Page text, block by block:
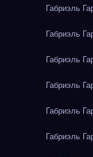
Габриэль
Габриэль
Габриэль
Габриэль
Габриэль
Габриэль